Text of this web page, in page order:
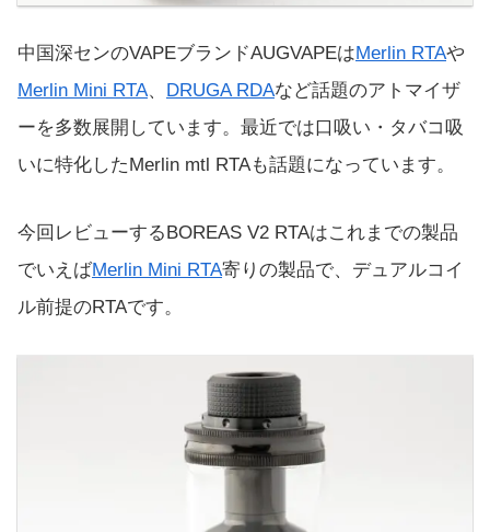
中国深センのVAPEブランドAUGVAPEはMerlin RTAや
Merlin Mini RTA、 DRUGA RDAなど話題のアトマイザ
ーを多数展開しています。最近では口吸い・タバコ吸
いに特化したMerlin mtl RTAも話題になっています。
今回レビューするBOREAS V2 RTAはこれまでの製品
でいえばMerlin Mini RTA寄りの製品で、デュアルコイ
ル前提のRTAです。